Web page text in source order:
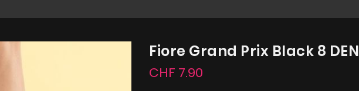
Fiore Grand Prix Black 8 DEN
CHF 7.90